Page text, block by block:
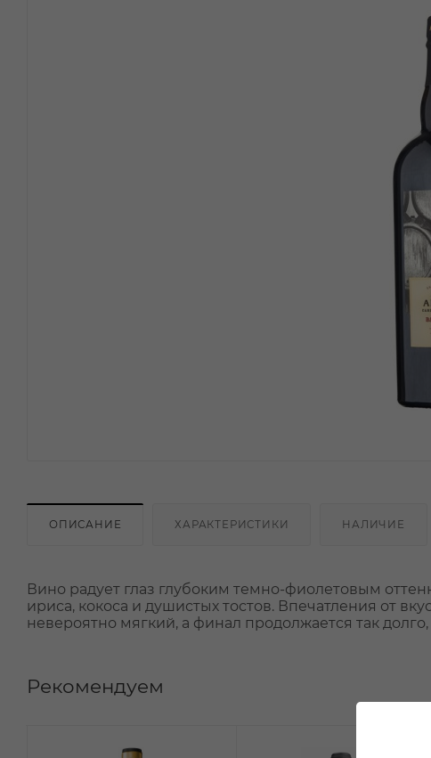
ОПИСАНИЕ ХАРАКТЕРИСТИКИ НАЛИЧИЕ
Вино радует глаз глубоким темно-фиолетовым
ириса, кокоса и душистых тостов. Впечатления от
невероятно мягкий, а финал продолжается так
Рекомендуем